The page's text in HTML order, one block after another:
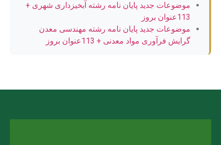
موضوعات جدید پایان نامه رشته آبخیزداری شهری +
113عنوان بروز
موضوعات جدید پایان نامه رشته مهندسی معدن
گرایش فرآوری مواد معدنی + 113عنوان بروز